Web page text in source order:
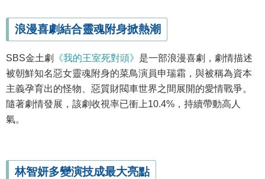
浪漫喜劇結合靈魂附身掀熱潮
SBS金土劇 《我的王室死對頭》 是一部浪漫喜劇，劇情描述
被朝鮮知名惡女靈魂附身的菜鳥演員申瑞霜，與被稱為資本
主義孕育出的怪物、惡質財閥車世界之間展開的愛情戰爭。
隨著劇情發展，該劇收視率已衝上10.4%，持續帶動高人
氣。
林智妍多變演技成最大亮點